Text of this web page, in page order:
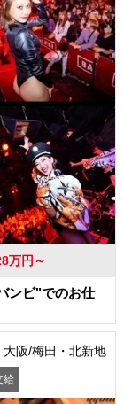
円 ～ / 月給（準社員） 28万円～
ンビ"でのお仕
大阪/梅田・北新地
給